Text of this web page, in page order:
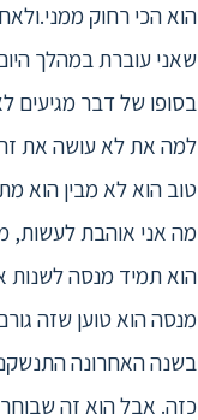
הוא הכי רחוק
שאני עוברת במהלך
למה את לא עושה את
טוב הוא לא מבין הוא
מה אני אוהבת לעשות,
הוא תמיד מנסה לשנות
בשנה האחרונה
כזה. אבל הוא זה שבוחר